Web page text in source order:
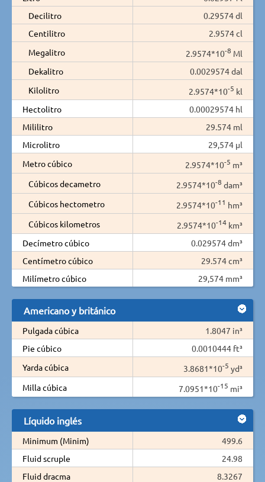
Decilitro
0.29574 dl
Centilitro
2.9574 cl
Megalitro
2.9574*10-8 Ml
Dekalitro
0.0029574 dal
Kilolitro
2.9574*10-5 kl
Hectolitro
0.00029574 hl
Mililitro
29.574 ml
Microlitro
29,574 µl
Metro cúbico
2.9574*10-5 m³
Cúbicos decametro
2.9574*10-8 dam³
Cúbicos hectometro
2.9574*10-11 hm³
Cúbicos kilometros
2.9574*10-14 km³
Decímetro cúbico
0.029574 dm³
Centímetro cúbico
29.574 cm³
Milímetro cúbico
29,574 mm³
Americano y británico
Pulgada cúbica
1.8047 in³
Pie cúbico
0.0010444 ft³
Yarda cúbica
3.8681*10-5 yd³
Milla cúbica
7.0951*10-15 mi³
Líquido inglés
Minimum (Minim)
499.6
Fluid scruple
24.98
Fluid dracma
8.3267